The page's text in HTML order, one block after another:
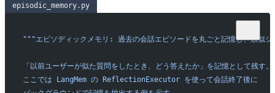
episodic_memory.py
"""エピソディックメモリ: 過去の会話エピソードを丸ごと記憶し、類似シ
「以前ユーザーが似た質問をしたとき、どう答えたか」を記憶として残す。
ここでは LangMem の ReflectionExecutor を使って会話終了後に